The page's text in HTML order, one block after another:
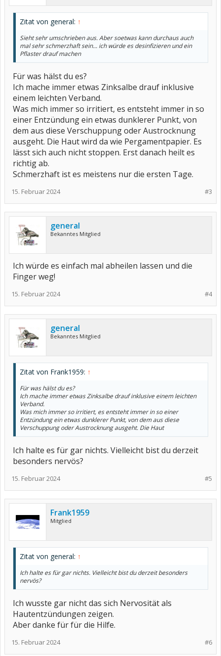
Zitat von general: ↑
Sieht sehr umschrieben aus. Aber soetwas kann durchaus auch
mal sehr schmerzhaft sein... ich würde es desinfizieren und ein
Pflaster drauf machen
Für was hälst du es?
Ich mache immer etwas Zinksalbe drauf inklusive
einem leichten Verband.
Was mich immer so irritiert, es entsteht immer in so
einer Entzündung ein etwas dunklerer Punkt, von
dem aus diese Verschuppung oder Austrocknung
ausgeht. Die Haut wird da wie Pergamentpapier. Es
lässt sich auch nicht stoppen. Erst danach heilt es
richtig ab.
Schmerzhaft ist es meistens nur die ersten Tage.
#3
15. Februar 2024
general
Bekanntes Mitglied
Ich würde es einfach mal abheilen lassen und die
Finger weg!
#4
15. Februar 2024
general
Bekanntes Mitglied
Zitat von Frank1959: ↑
Für was hälst du es?
Ich mache immer etwas Zinksalbe drauf inklusive einem leichten
Verband.
Was mich immer so irritiert, es entsteht immer in so einer
Entzündung ein etwas dunklerer Punkt, von dem aus diese
Verschuppung oder Austrocknung ausgeht. Die Haut
Ich halte es für gar nichts. Vielleicht bist du derzeit
besonders nervös?
#5
15. Februar 2024
Frank1959
Mitglied
Zitat von general: ↑
Ich halte es für gar nichts. Vielleicht bist du derzeit besonders
nervös?
Ich wusste gar nicht das sich Nervosität als
Hautentzündungen zeigen.
Aber danke für für die Hilfe.
#6
15. Februar 2024